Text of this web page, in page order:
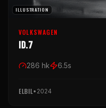
ILLUSTRATION
VOLKSWAGEN
ID.7
286 hk 6.5s
ELBIL• 2024